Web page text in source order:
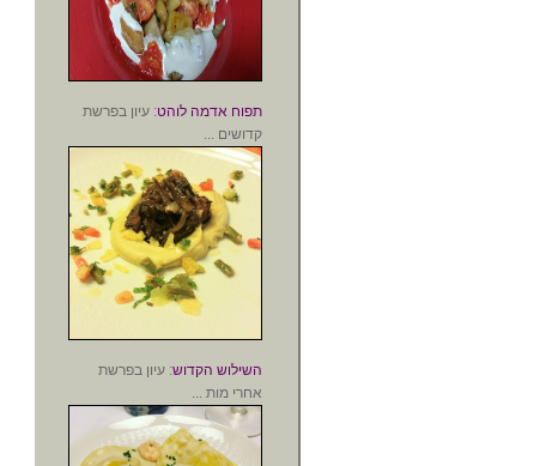
תפוח אדמה לוהט: עיון בפרשת
קדושים ...
השילוש הקדוש: עיון בפרשת
אחרי מות ...